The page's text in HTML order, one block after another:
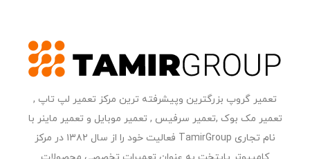
تعمیر گروپ بزرگترین وپیشرفته ترین مرکز تعمیر لپ تاپ ,
تعمیر مک بوک ,تعمیر سرفیس , تعمیر موبایل و تعمیر ماینر با
نام تجاری TamirGroup فعالیت خود را از سال ۱۳۸۲ در مرکز